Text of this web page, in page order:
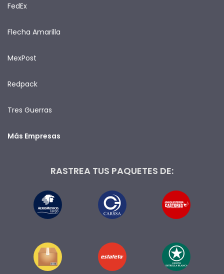
FedEx
Flecha Amarilla
MexPost
Redpack
Tres Guerras
Más Empresas
RASTREA TUS PAQUETES DE: